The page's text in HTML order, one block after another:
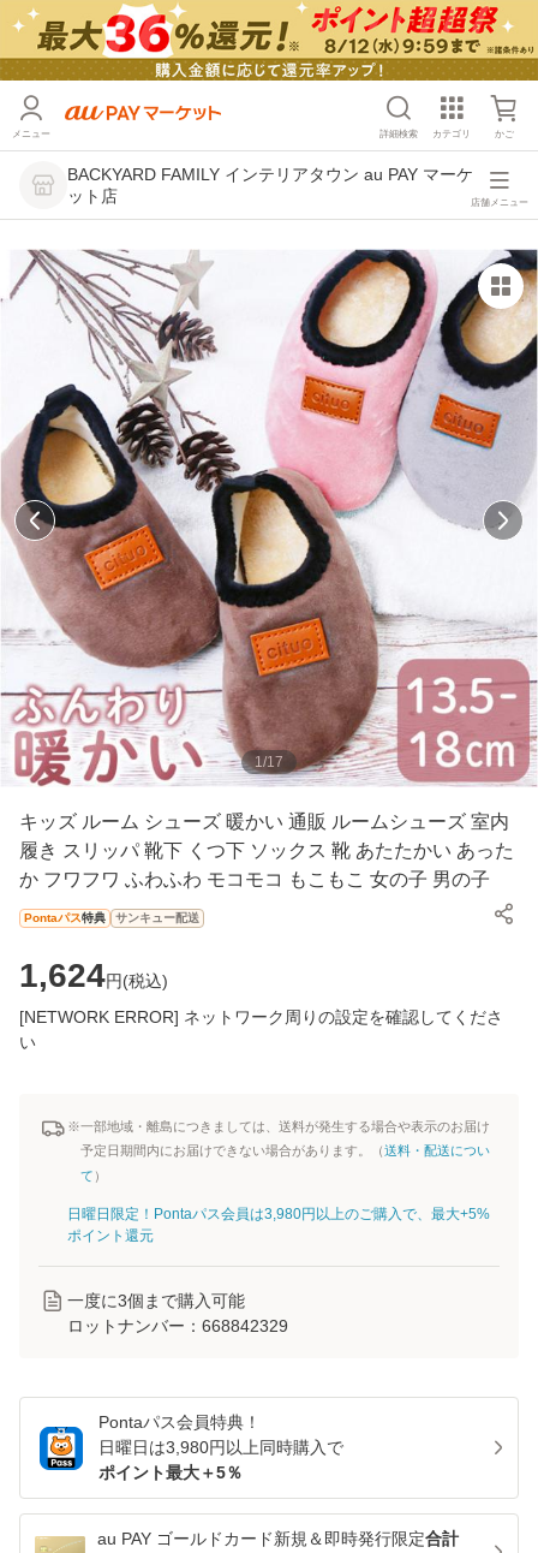
メニュー 詳細検索 カテゴリ かご
BACKYARD FAMILY インテリアタウン au PAY マーケ
ット店
店舗メニュー
1/17
キッズ ルーム シューズ 暖かい 通販 ルームシューズ 室内
履き スリッパ 靴下 くつ下 ソックス 靴 あたたかい あった
か フワフワ ふわふわ モコモコ もこもこ 女の子 男の子
Pontaパス特典 サンキュー配送
1,624円(税込)
[NETWORK ERROR] ネットワーク周りの設定を確認してくださ
い
※一部地域・離島につきましては、送料が発生する場合や表示のお届け
予定日期間内にお届けできない場合があります。（送料・配送につい
て ）
日曜日限定！Pontaパス会員は3,980円以上のご購入で、最大+5%
ポイント還元
一度に3個まで購入可能
ロットナンバー： 668842329
Pontaパス会員特典！
日曜日は3,980円以上同時購入で
ポイント最大＋5％
au PAY ゴールドカード新規＆即時発行限定合計